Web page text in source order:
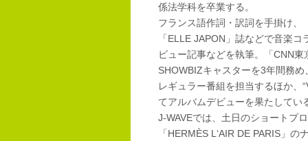
係法学科を卒業する。
フランス語作詞・訳詞を手掛け、
「ELLE JAPON」誌などで音楽コ
ビュー記事などを執筆。「CNN東
SHOWBIZキャスターを3年間務め
レギュラー番組を担当するほか、
てアルバムデビューを果たしてい
J-WAVEでは、土日のショートプ
「HERMÈS L‘AIR DE PARIS」